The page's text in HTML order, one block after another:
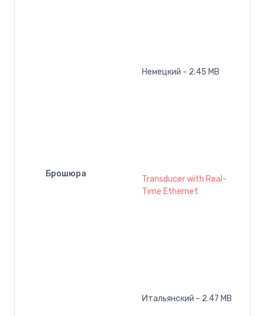
Брошюра
Немецкий - 2.45 MB
Transducer with Real-
Time Ethernet
Итальянский - 2.47 MB